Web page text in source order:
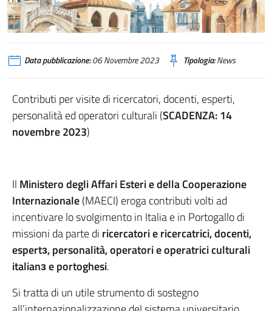
Data pubblicazione:06 Novembre 2023 Tipologia:News
Contributi per visite di ricercatori, docenti, esperti,
personalità ed operatori culturali (SCADENZA: 14
novembre 2023)
Il Ministero degli Affari Esteri e della Cooperazione
Internazionale(MAECI) eroga contributi volti ad
incentivare lo svolgimento in Italia e in Portogallo di
missioni da parte di ricercatori e ricercatrici, docenti,
espertɜ, personalità,operatori e operatrici culturali
italianɜ e portoghesi.
Si tratta di un utile strumento di sostegno